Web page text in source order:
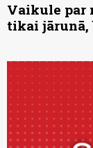
Vaikule par
tikai jārunā,